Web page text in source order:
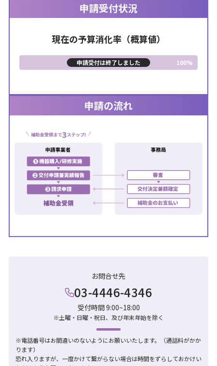
申請受付状況
現在の予算消化率（概算値）
100%
申請の流れ
お問合せ先
03-4446-4346
受付時間 9:00~18:00
※土曜・日曜・祝日、及び年末年始を除く
※電話番号はお間違いのないようにお願いいたします。（通話料がかか
ります）
恐れ入りますが、一度かけて繋がらない場合は時間をずらしておかけい